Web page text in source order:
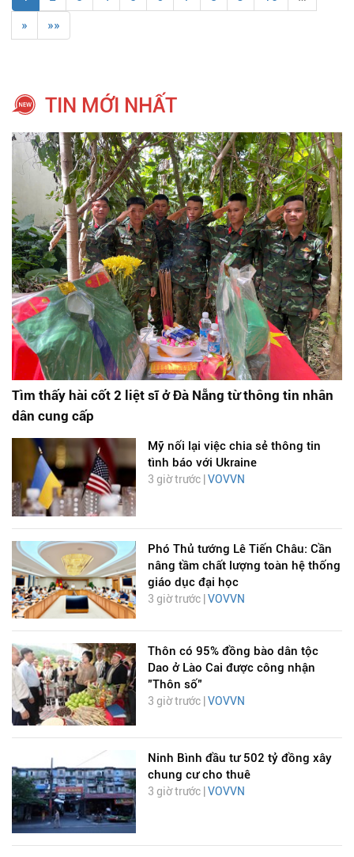
»
»»
TIN MỚI NHẤT
Tìm thấy hài cốt 2 liệt sĩ ở Đà Nẵng từ thông tin nhân
dân cung cấp
Mỹ nối lại việc chia sẻ thông tin
tình báo với Ukraine
3 giờ trước | VOVVN
Phó Thủ tướng Lê Tiến Châu: Cần
nâng tầm chất lượng toàn hệ thống
giáo dục đại học
3 giờ trước |VOVVN
Thôn có 95% đồng bào dân tộc
Dao ở Lào Cai được công nhận
"Thôn số"
3 giờ trước | VOVVN
Ninh Bình đầu tư 502 tỷ đồng xây
chung cư cho thuê
3 giờ trước | VOVVN